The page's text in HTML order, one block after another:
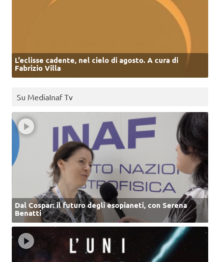
L’eclisse cadente, nel cielo di agosto. A cura di
Fabrizio Villa
Su MediaInaf Tv
Dal Cospar: il futuro degli esopianeti, con Serena
Benatti